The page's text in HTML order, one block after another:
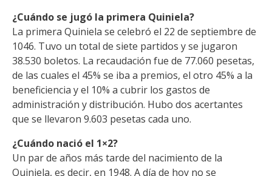
¿Cuándo se jugó la primera Quiniela?
La primera Quiniela se celebró el 22 de septiembre de
1046. Tuvo un total de siete partidos y se jugaron
38.530 boletos. La recaudación fue de 77.060 pesetas,
de las cuales el 45% se iba a premios, el otro 45% a la
beneficiencia y el 10% a cubrir los gastos de
administración y distribución. Hubo dos acertantes
que se llevaron 9.603 pesetas cada uno.
¿Cuándo nació el 1×2?
Un par de años más tarde del nacimiento de la
Quiniela, es decir, en 1948. A día de hoy no se